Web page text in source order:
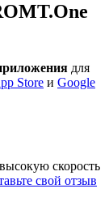
для
Store и Google
скорость
свой отзыв